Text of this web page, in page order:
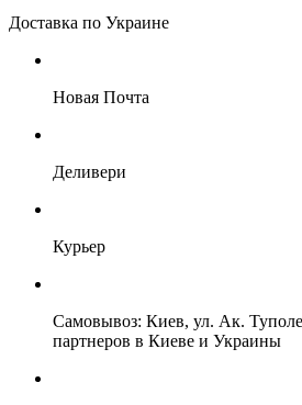
Доставка по Украине
Новая Почта
Деливери
Курьер
Самовывоз: Киев, ул. Ак.
партнеров в Киеве и Украины